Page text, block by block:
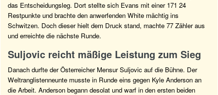
das Entscheidungsleg. Dort stellte sich Evans mit einer 171 24
Restpunkte und brachte den anwerfenden White mächtig ins
Schwitzen. Doch dieser hielt dem Druck stand, machte 77 Zähler aus
und erreichte die nächste Runde.
Suljovic reicht mäßige Leistung zum Sieg
Danach durfte der Österreicher Mensur Suljovic auf die Bühne. Der
Weltranglistenneunte musste in Runde eins gegen Kyle Anderson an
die Arbeit. Anderson begann desolat und warf in den ersten beiden